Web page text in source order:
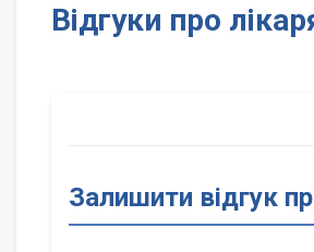
Відгуки про
Залишити відгук